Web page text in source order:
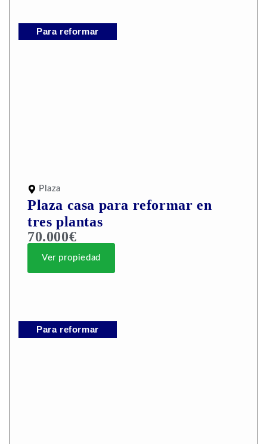
Para reformar
Plaza
Plaza casa para reformar en
tres plantas
70.000€
Ver propiedad
Para reformar